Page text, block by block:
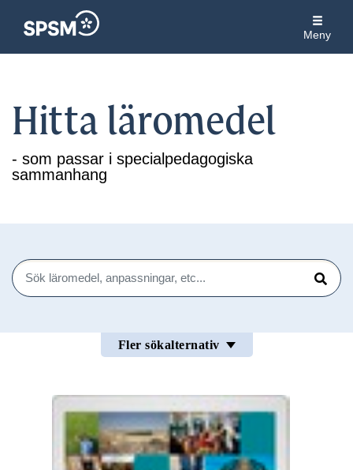
Meny
Hitta läromedel
- som passar i specialpedagogiska
sammanhang
Sök
Sök
Fler sökalternativ